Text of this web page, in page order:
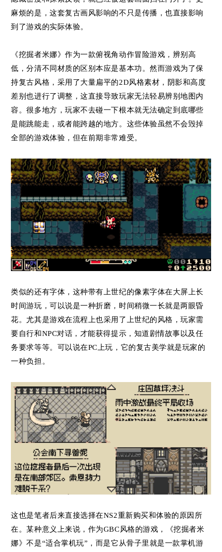
麻烦的是，这套复古画风影响的不只是传播，也直接影响
到了游戏的实际体验。
《挖掘者米娜》作为一款俯视角动作冒险游戏，辨别高
低，分清不同材质的区别本应是基本功。然而游戏为了保
持复古风格，采用了大量扁平的2D风格素材，阴影和高度
差别也进行了调整，这直接导致玩家无法轻易辨别地图内
容。很多地方，玩家不去碰一下根本就无法确定到底哪些
是能跳能走，或者能跨越的地方。这些体验虽然不会毁掉
全部的游戏体验，但在前期非常难受。
类似的还有字体，这种带有上世纪的像素字体在大屏上长
时间游玩，可以说是一种折磨，时间稍微一长就是两眼昏
花。尤其是游戏在流程上也采用了上世纪的风格，玩家需
要自行和NPC对话，才能获得提示，知道剧情故事以及任
务要求等等。可以说在PC上玩，它的复古美学就是玩家的
一种负担。
这也是笔者后来直接选择在NS2重新购买和体验的原因所
在。某种意义上来说，作为GBC风格的游戏，《挖掘者米
娜》不是“适合掌机玩”，而是它从骨子里就是一款掌机游